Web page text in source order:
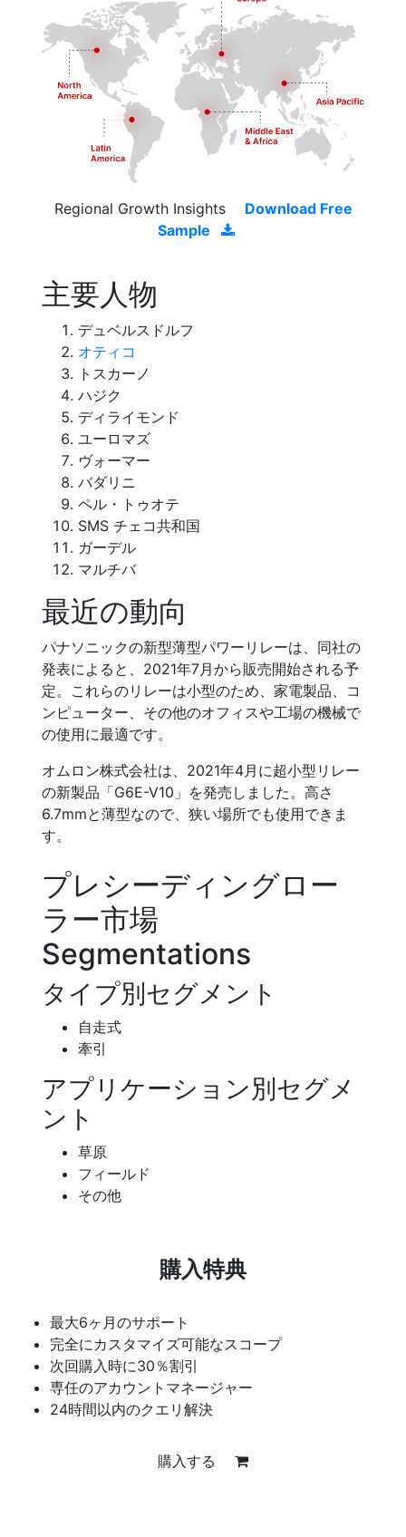
Regional Growth Insights
Download Free
Sample
主要人物
デュベルスドルフ
オティコ
トスカーノ
ハジク
ディライモンド
ユーロマズ
ヴォーマー
バダリニ
ペル・トゥオテ
SMS チェコ共和国
ガーデル
マルチバ
最近の動向
パナソニックの新型薄型パワーリレーは、同社の
発表によると、2021年7月から販売開始される予
定。これらのリレーは小型のため、家電製品、コ
ンピューター、その他のオフィスや工場の機械で
の使用に最適です。
オムロン株式会社は、2021年4月に超小型リレー
の新製品「G6E-V10」を発売しました。高さ
6.7mmと薄型なので、狭い場所でも使用できま
す。
プレシーディングロー
ラー市場
Segmentations
タイプ別セグメント
自走式
牽引
アプリケーション別セグメ
ント
草原
フィールド
その他
購入特典
最大6ヶ月のサポート
完全にカスタマイズ可能なスコープ
次回購入時に30％割引
専任のアカウントマネージャー
24時間以内のクエリ解決
購入する